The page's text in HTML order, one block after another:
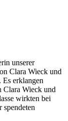
unserer
Clara Wieck und
Es erklangen
Clara Wieck und
wirkten bei